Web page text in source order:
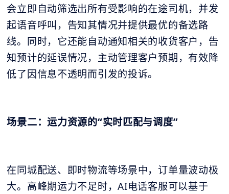
会立即自动筛选出所有受影响的在途司机，并发
起语音呼叫，告知其情况并提供最优的备选路
线。同时，它还能自动通知相关的收货客户，告
知预计的延误情况，主动管理客户预期，有效降
低了因信息不透明而引发的投诉。
场景二：运力资源的“实时匹配与调度”
在同城配送、即时物流等场景中，订单量波动极
大。高峰期运力不足时，AI电话客服可以基于